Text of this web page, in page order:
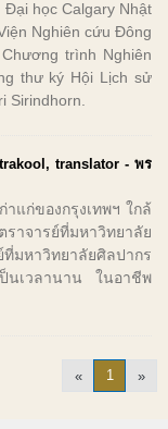
học Calgary Nhật
Nghiên cứu Đông
trình Nghiên
thư ký Hội Lịch sử
Sirindhorn.
translator - พร
แก่ของกรุงเทพฯ ใกล้
ราจารย์ที่มหาวิทยาลัย
หาวิทยาลัยศิลปากร
นเวลานาน ในอาชีพ
« 1 »